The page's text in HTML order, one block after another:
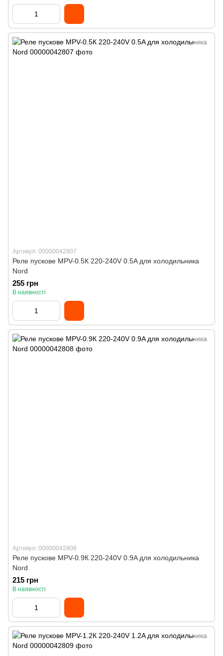
Артикул: 00000042807
Реле пускове MPV-0.5К 220-240V 0.5A для холодильника
Nord
255 грн
В наявності
Артикул: 00000042808
Реле пускове MPV-0.9К 220-240V 0.9A для холодильника
Nord
215 грн
В наявності